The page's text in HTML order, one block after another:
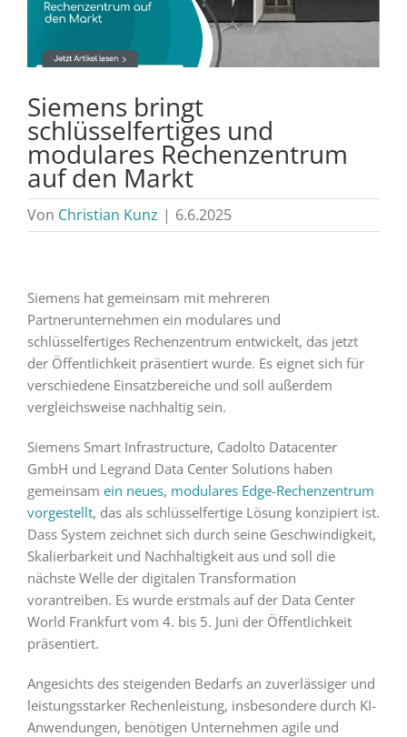
Siemens bringt
schlüsselfertiges und
modulares Rechenzentrum
auf den Markt
Von Christian Kunz | 6.6.2025
Siemens hat gemeinsam mit mehreren
Partnerunternehmen ein modulares und
schlüsselfertiges Rechenzentrum entwickelt, das jetzt
der Öffentlichkeit präsentiert wurde. Es eignet sich für
verschiedene Einsatzbereiche und soll außerdem
vergleichsweise nachhaltig sein.
Siemens Smart Infrastructure, Cadolto Datacenter
GmbH und Legrand Data Center Solutions haben
gemeinsam ein neues, modulares Edge-Rechenzentrum
vorgestellt, das als schlüsselfertige Lösung konzipiert ist.
Dass System zeichnet sich durch seine Geschwindigkeit,
Skalierbarkeit und Nachhaltigkeit aus und soll die
nächste Welle der digitalen Transformation
vorantreiben. Es wurde erstmals auf der Data Center
World Frankfurt vom 4. bis 5. Juni der Öffentlichkeit
präsentiert.
Angesichts des steigenden Bedarfs an zuverlässiger und
leistungsstarker Rechenleistung, insbesondere durch KI-
Anwendungen, benötigen Unternehmen agile und